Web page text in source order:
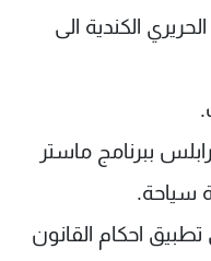
الكندية الى
ببرنامج ماستر
سياحة.
احكام القانون